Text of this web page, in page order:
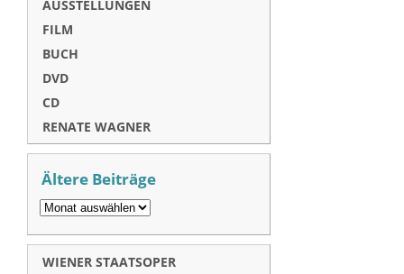
AUSSTELLUNGEN
FILM
BUCH
DVD
CD
RENATE WAGNER
Ältere Beiträge
WIENER STAATSOPER